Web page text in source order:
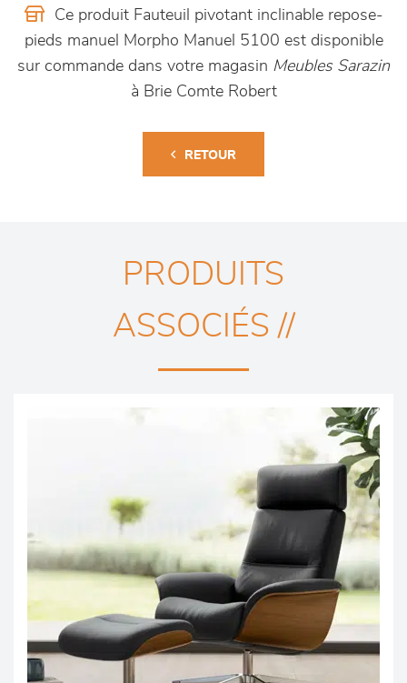
Ce produit Fauteuil pivotant inclinable repose-
pieds manuel Morpho Manuel 5100 est disponible
sur commande dans votre magasin Meubles Sarazin
à Brie Comte Robert
RETOUR
PRODUITS
ASSOCIÉS //